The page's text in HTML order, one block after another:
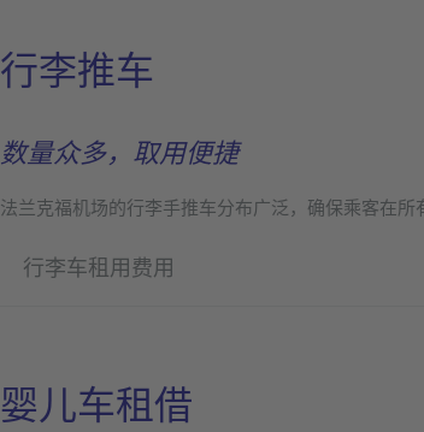
行李推车
数量众多，取用便捷
法兰克福机场的行李手推车分布广泛，确保乘客在
行李车租用费用
婴儿车租借